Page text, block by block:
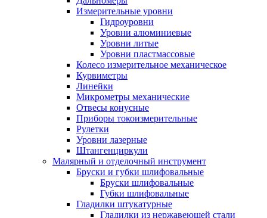
Измерительные уровни
Гидроуровни
Уровни алюминиевые
Уровни литые
Уровни пластмассовые
Колесо измерительное механическое
Курвиметры
Линейки
Микрометры механические
Отвесы конусные
Приборы токоизмерительные
Рулетки
Уровни лазерные
Штангенциркули
Малярный и отделочный инструмент
Бруски и губки шлифовальные
Бруски шлифовальные
Губки шлифовальные
Гладилки штукатурные
Гладилки из нержавеющей стали